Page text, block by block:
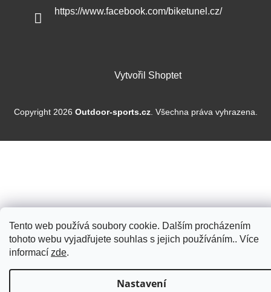
Tento web používá soubory cookie. Dalším procházením
tohoto webu vyjadřujete souhlas s jejich používáním.. Více
informací zde.
Nastavení
https://www.facebook.com/biketunel.cz/
Vytvořil Shoptet
Copyright 2026 Outdoor-sports.cz. Všechna práva vyhrazena.